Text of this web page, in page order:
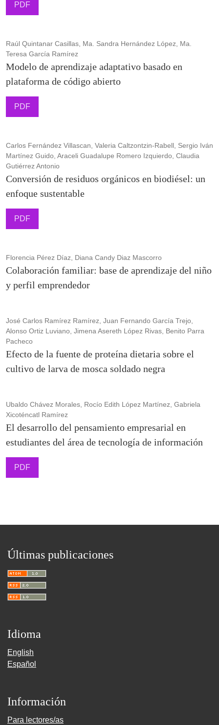
PDF
Raúl Quintanar Casillas, Ma. Sandra Hernández López, Ma.
Teresa García Ramírez
Modelo de aprendizaje adaptativo basado en
plataforma de código abierto
PDF
Carlos Fernández Villascan, Valeria Caltzontzin-Rabell, Sergio Iván
Martínez Guido, Araceli Guadalupe Romero Izquierdo, Claudia
Gutiérrez Antonio
Conversión de residuos orgánicos en biodiésel: un
enfoque sustentable
PDF
Florencia Pérez Díaz, Diana Candy Diaz Mascorro
Colaboración familiar: base de aprendizaje del niño
y perfil emprendedor
José Carlos Ramírez Ramírez, Juan Fernando García Trejo,
Alonso Ortiz Luviano, Jimena Asereth López Rivas, Benito Parra
Pacheco
Efecto de la fuente de proteína dietaria sobre el
cultivo de larva de mosca soldado negra
Ubaldo Chávez Morales, Rocío Edith López Martínez, Gabriela
Xicoténcatl Ramírez
El desarrollo del pensamiento empresarial en
estudiantes del área de tecnología de información
PDF
Últimas publicaciones
Idioma
English
Español
Información
Para lectores/as